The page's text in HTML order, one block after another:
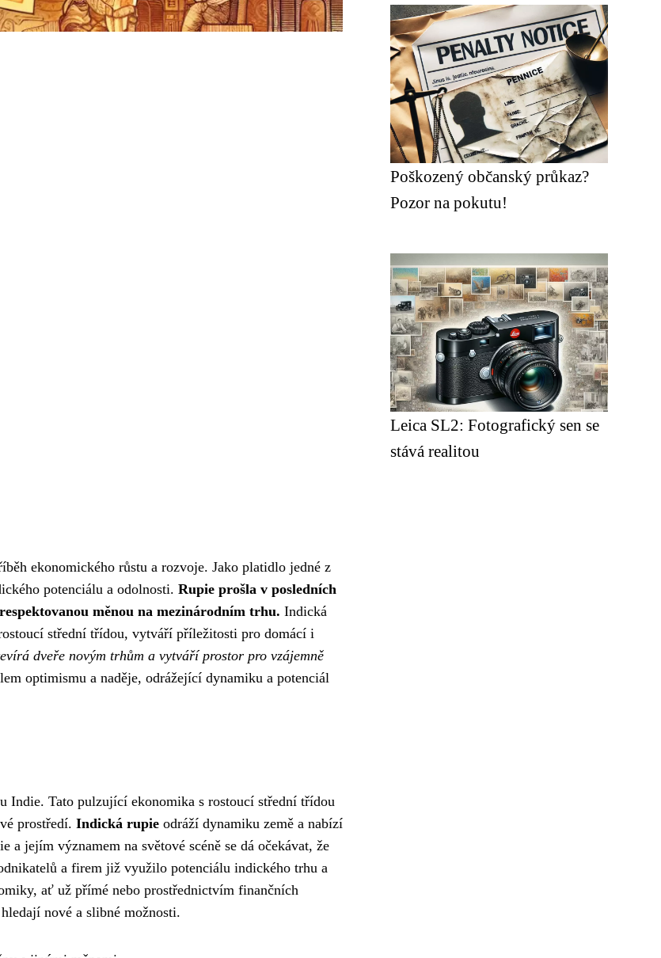
ekonomického růstu a rozvoje. Jako platidlo jedné z
potenciálu a odolnosti. Rupie prošla v posledních
měnou na mezinárodním trhu. Indická
střední třídou, vytváří příležitosti pro domácí i
dveře novým trhům a vytváří prostor pro vzájemně
optimismu a naděje, odrážející dynamiku a potenciál
Tato pulzující ekonomika s rostoucí střední třídou
prostředí. Indická rupie odráží dynamiku země a nabízí
a jejím významem na světové scéně se dá očekávat, že
a firem již využilo potenciálu indického trhu a
ať už přímé nebo prostřednictvím finančních
nové a slibné možnosti.
Poškozený občanský průkaz?
Pozor na pokutu!
Leica SL2: Fotografický sen se
stává realitou